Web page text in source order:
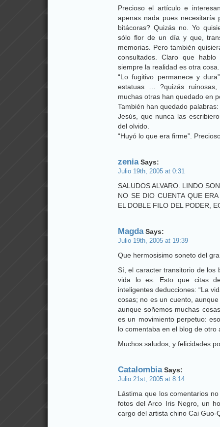
Precioso el artículo e
apenas nada pues necesitaría
bitácoras? Quizás no. Yo
sólo flor de un día y que,
memorias. Pero también
consultados. Claro que
siempre la realidad es otra cosa.
“Lo fugitivo permanece y
estatuas … ?quizás
muchas otras han quedado en
También han quedado
Jesús, que nunca las
del olvido.
“Huyó lo que era firme”.
zeniaSays:
Julio 19th, 2005 at 0:31
SALUDOS ALVARO. LINDO
NO SE DIO CUENTA QUE
EL DOBLE FILO DEL PODER,
MagdaSays:
Julio 19th, 2005 at 19:39
Que hermosisimo soneto del
Sí, el caracter transitorio de los
vida lo es. Esto que citas
inteligentes deducciones: “La
cosas; no es un cuento,
aunque soñemos muchas
es un movimiento perpetuo:
lo comentaba en el blog de otro
Muchos saludos, y felicidades
CatalombiaSays:
Julio 21st, 2005 at 8:14
Lástima que los comentarios
fotos del Arco Iris Negro, un
cargo del artista chino Cai Guo-